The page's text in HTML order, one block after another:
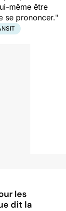
même être
se prononcer."
les
dit la